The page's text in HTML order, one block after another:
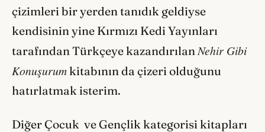
çizimleri bir yerden tanıdık geldiyse
kendisinin yine Kırmızı Kedi Yayınları
tarafından Türkçeye kazandırılanNehir Gibi
Konuşurum kitabının da çizeri olduğunu
hatırlatmak isterim.
Diğer Çocuk ve Gençlik kategorisi kitapları